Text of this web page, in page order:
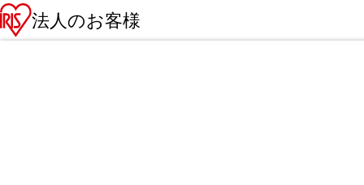
法人のお客様